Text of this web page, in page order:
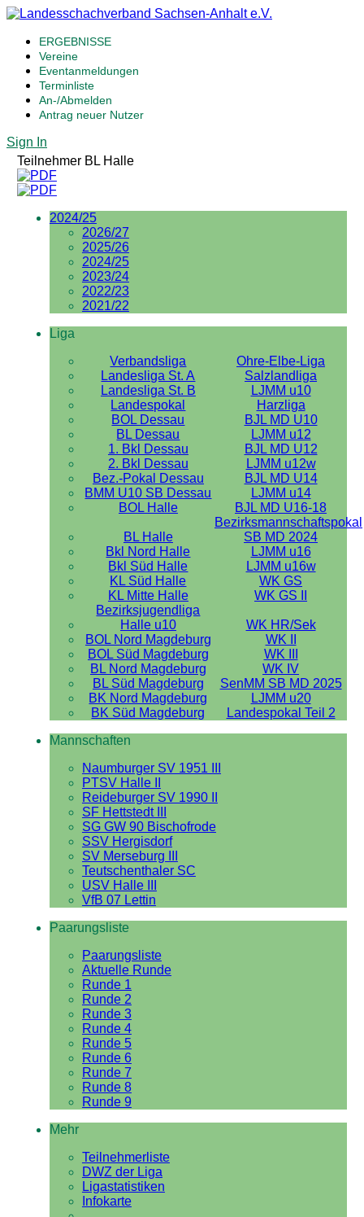
ERGEBNISSE
Vereine
Eventanmeldungen
Terminliste
An-/Abmelden
Antrag neuer Nutzer
Sign In
Teilnehmer BL Halle
2024/25
2026/27
2025/26
2024/25
2023/24
2022/23
2021/22
Liga
Verbandsliga
Ohre-Elbe-Liga
Landesliga St. A
Salzlandliga
Landesliga St. B
LJMM u10
Landespokal
Harzliga
BOL Dessau
BJL MD U10
BL Dessau
LJMM u12
1. Bkl Dessau
BJL MD U12
2. Bkl Dessau
LJMM u12w
Bez.-Pokal Dessau
BJL MD U14
BMM U10 SB Dessau
LJMM u14
BOL Halle
BJL MD U16-18
BL Halle
Bezirksmannschaftspokal
SB MD 2024
Bkl Nord Halle
LJMM u16
Bkl Süd Halle
LJMM u16w
KL Süd Halle
WK GS
KL Mitte Halle
WK GS II
Bezirksjugendliga
Halle u10
WK HR/Sek
BOL Nord Magdeburg
WK II
BOL Süd Magdeburg
WK III
BL Nord Magdeburg
WK IV
BL Süd Magdeburg
SenMM SB MD 2025
BK Nord Magdeburg
LJMM u20
BK Süd Magdeburg
Landespokal Teil 2
Mannschaften
Naumburger SV 1951 III
PTSV Halle II
Reideburger SV 1990 II
SF Hettstedt III
SG GW 90 Bischofrode
SSV Hergisdorf
SV Merseburg III
Teutschenthaler SC
USV Halle III
VfB 07 Lettin
Paarungsliste
Paarungsliste
Aktuelle Runde
Runde 1
Runde 2
Runde 3
Runde 4
Runde 5
Runde 6
Runde 7
Runde 8
Runde 9
Mehr
Teilnehmerliste
DWZ der Liga
Ligastatistiken
Infokarte